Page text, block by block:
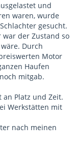
und
waren, wurde
gesucht.
war der Zustand so
Durch
Motor
Haufen
mitgab.
an Platz und Zeit.
Werkstätten mit
nach meinen